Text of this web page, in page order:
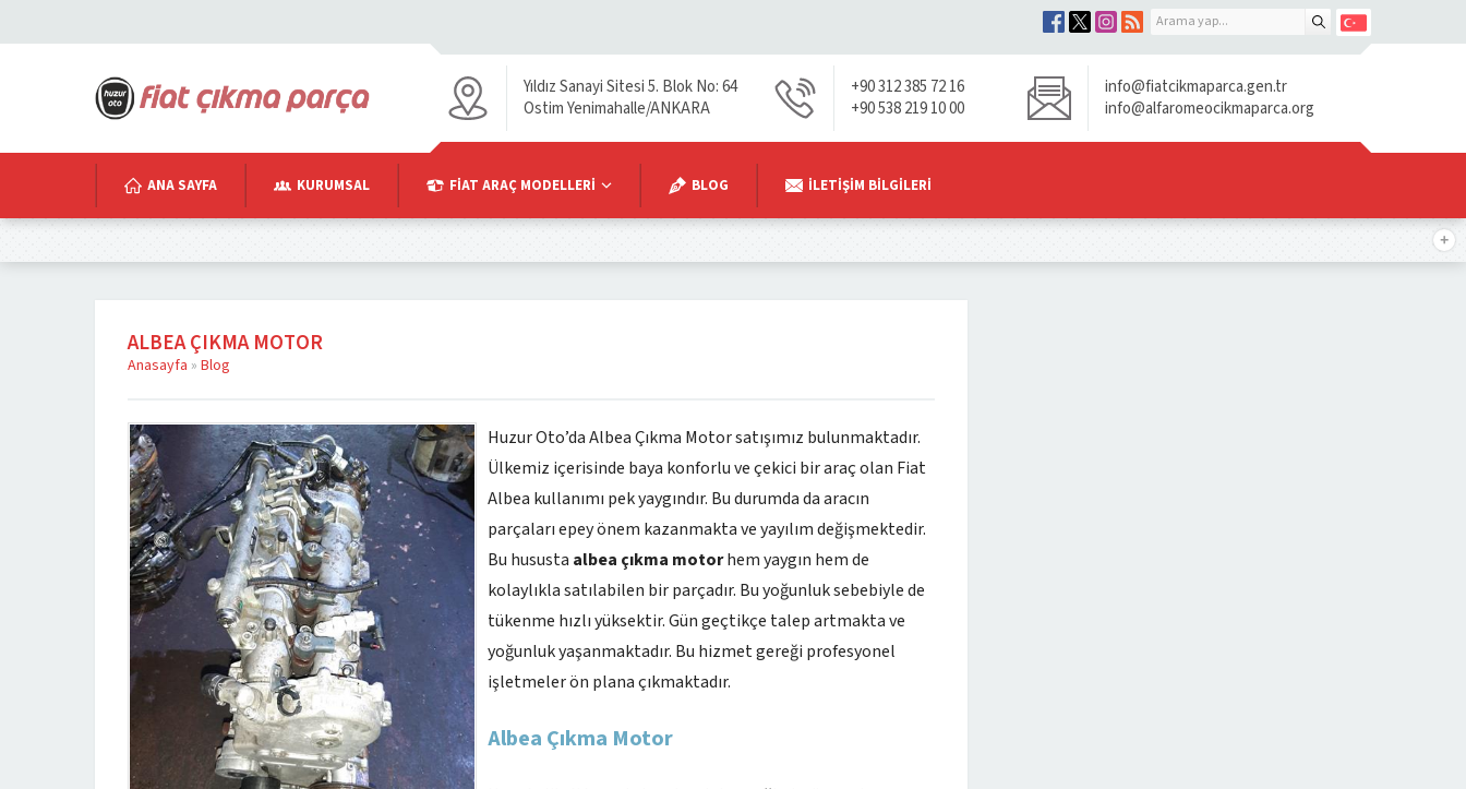
Yıldız Sanayi Sitesi 5. Blok No: 64
Ostim Yenimahalle/ANKARA
+90 312 385 72 16
+90 538 219 10 00
info@fiatcikmaparca.gen.tr
info@alfaromeocikmaparca.org
ANA SAYFA KURUMSAL FIAT ARAÇ MODELLERI BLOG İLETIŞIM BILGILERI
ALBEA ÇIKMA MOTOR
Anasayfa » Blog
Huzur Oto’da Albea Çıkma Motor satışımız bulunmaktadır.
Ülkemiz içerisinde baya konforlu ve çekici bir araç olan Fiat
Albea kullanımı pek yaygındır. Bu durumda da aracın
parçaları epey önem kazanmakta ve yayılım değişmektedir.
Bu hususta albea çıkma motorhem yaygın hem de
kolaylıkla satılabilen bir parçadır. Bu yoğunluk sebebiyle de
tükenme hızlı yüksektir. Gün geçtikçe talep artmakta ve
yoğunluk yaşanmaktadır. Bu hizmet gereği profesyonel
işletmeler ön plana çıkmaktadır.
Albea Çıkma Motor